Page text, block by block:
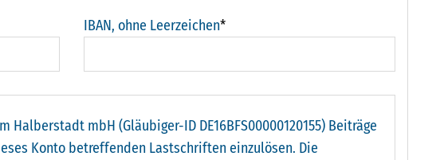
IBAN, ohne Leerzeichen*
mbH (Gläubiger-ID DE16BFS00000120155) Beiträge
Konto betreffenden Lastschriften einzulösen. Die